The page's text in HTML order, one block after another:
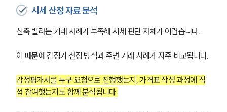
시세 산정 자료 분석
신축 빌라는 거래 사례가 부족해 시세 판단 자체가 어렵습니다.
이 때문에 감정가 산정 방식과 주변 거래 사례가 자주 비교됩니다.
감정평가서를 누구 요청으로 진행했는지, 가격표 작성 과정에 직
접 참여했는지도 함께 분석됩니다.